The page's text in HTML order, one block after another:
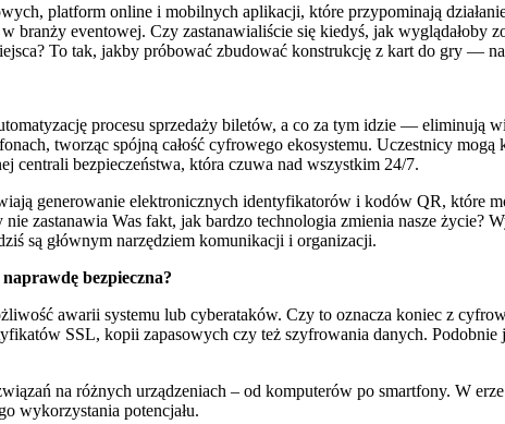
platform online i mobilnych aplikacji, które przypominają
branży eventowej. Czy zastanawialiście się kiedyś, jak
To tak, jakby próbować zbudować konstrukcję z kart do gry — na
procesu sprzedaży biletów, a co za tym idzie — eliminują
tworząc spójną całość cyfrowego ekosystemu. Uczestnicy
centrali bezpieczeństwa, która czuwa nad wszystkim 24/7.
generowanie elektronicznych identyfikatorów i kodów QR, które
zastanawia Was fakt, jak bardzo technologia zmienia nasze życie?
są głównym narzędziem komunikacji i organizacji.
bezpieczna?
awarii systemu lub cyberataków. Czy to oznacza koniec z
SSL, kopii zapasowych czy też szyfrowania danych.
na różnych urządzeniach – od komputerów po smartfony. W
wykorzystania potencjału.